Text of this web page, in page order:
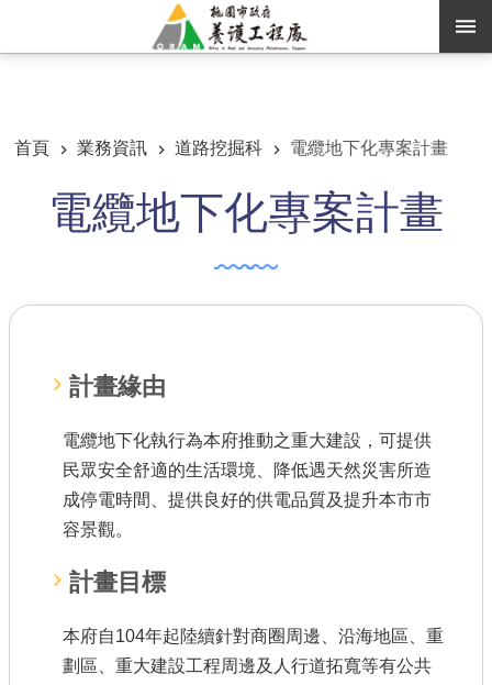
進階搜尋
訊息公告
便民服務
公共工程
回首頁
市政信箱
首頁
業務資訊 道路挖掘科 電纜地下化專案計畫
電纜地下化專案計畫
計畫緣由
電纜地下化執行為本府推動之重大建設，可提供
民眾安全舒適的生活環境、降低遇天然災害所造
成停電時間、提供良好的供電品質及提升本市市
容景觀。
計畫目標
本府自104年起陸續針對商圈周邊、沿海地區、重
劃區、重大建設工程周邊及人行道拓寬等有公共